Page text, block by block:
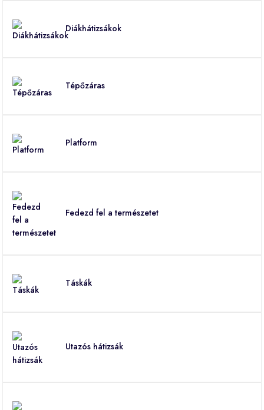
Diákhátizsákok
Tépőzáras
Platform
Fedezd fel a természetet
Táskák
Utazós hátizsák